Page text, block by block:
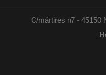
C/mártires n7 - 45150